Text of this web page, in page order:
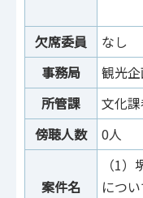
欠席委員
なし
事務局
観光
所管課
文化
傍聴人数
0人
案件名
（1
につ